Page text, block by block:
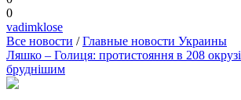
0
vadimklose
Все новости /Главные новости Украины
Ляшко – Голиця: протистояння в 208 окрузі
бруднішим